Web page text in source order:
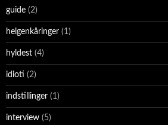
guide (2)
helgenkåringer (1)
hyldest (4)
idioti (2)
indstillinger (1)
interview (5)